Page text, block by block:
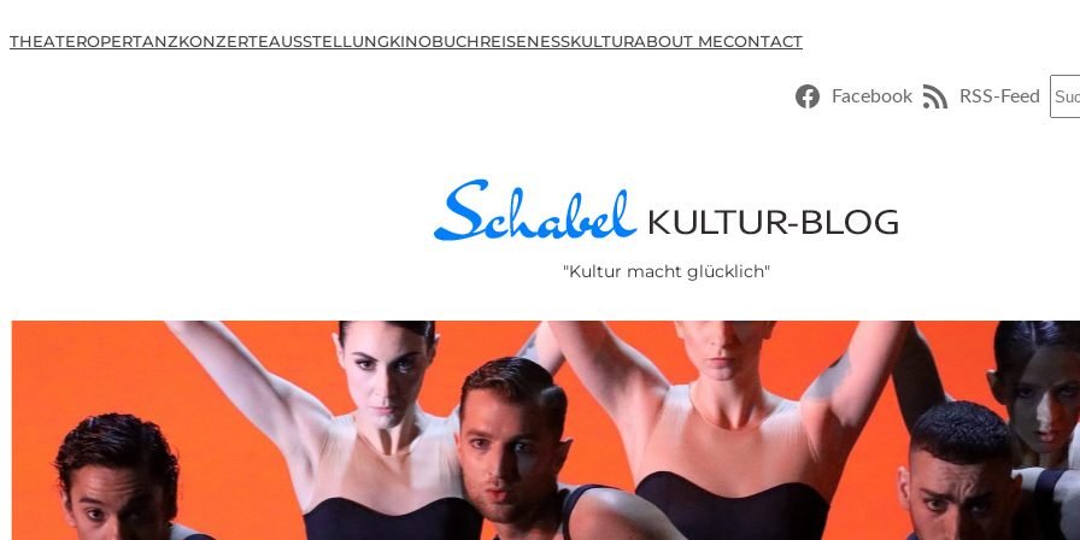
THEATEROPERTANZKONZERTEAUSSTELLUNGKINOBUCHREISENESSKULTURABOUT MECONTACT
Facebook RSS-Feed
"Kultur macht glücklich"